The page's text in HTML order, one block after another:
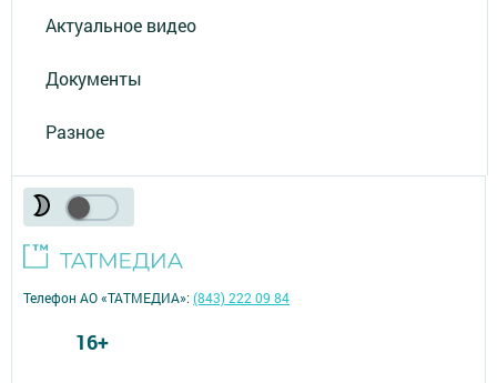
Актуальное видео
Документы
Разное
Телефон АО «ТАТМЕДИА»:(843) 222 09 84
16+